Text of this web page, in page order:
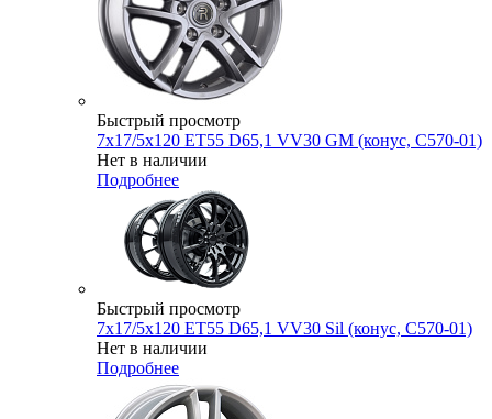
Быстрый просмотр
7x17/5x120 ET55 D65,1 VV30 GM (конус, C570-01)
Нет в наличии
Подробнее
Быстрый просмотр
7x17/5x120 ET55 D65,1 VV30 Sil (конус, C570-01)
Нет в наличии
Подробнее